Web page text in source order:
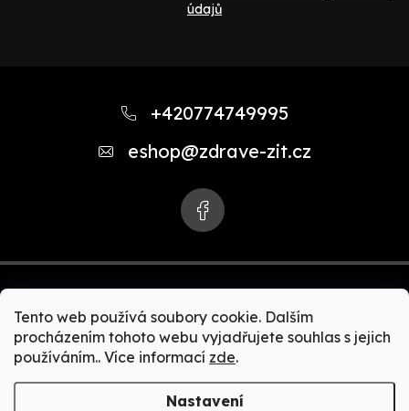
Tento web používá soubory cookie. Dalším
procházením tohoto webu vyjadřujete souhlas s jejich
používáním.. Více informací zde.
Nastavení
údajů
+420774749995
eshop@zdrave-zit.cz
Copyright 2026Zdravě-žít.cz | Akční nabídky Zepter
produktů. Zdravé vaření, čističky vody, čističky vzduchu,
zdravé spaní, Bioptron + MedAll, zdravá a čistá domácnost,